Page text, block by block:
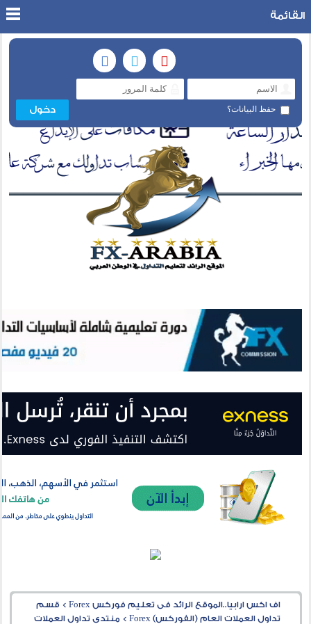
حفظ البيانات؟
القائمة
اف اكس ارابيا..الموقع الرائد فى تعليم فوركس Forex > قسم
تداول العملات العام (الفوركس) Forex
> منتدى تداول العملات